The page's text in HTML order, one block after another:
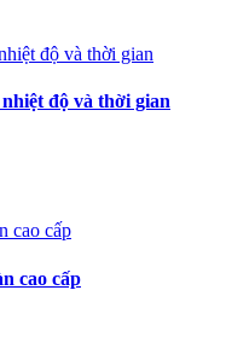
độ và thời gian
cao cấp